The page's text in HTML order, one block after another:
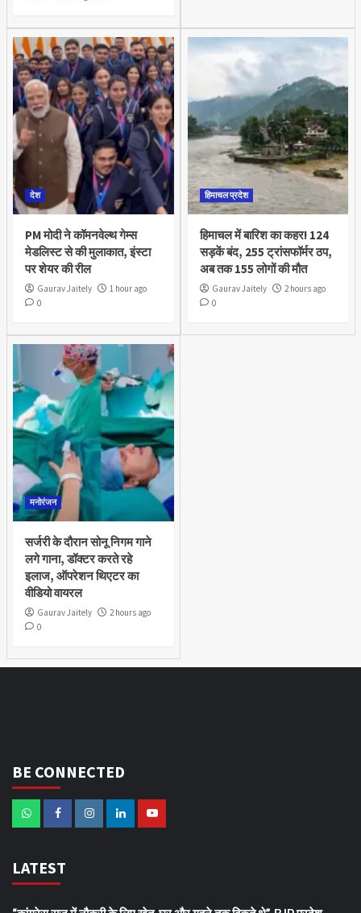
देश
PM मोदी ने कॉमनवेल्थ गेम्स
मेडलिस्ट से की मुलाकात, इंस्टा
पर शेयर की रील
Gaurav Jaitely
1 hour ago
0
हिमाचल प्रदेश
हिमाचल में बारिश का कहर! 124
सड़कें बंद, 255 ट्रांसफॉर्मर ठप,
अब तक 155 लोगों की मौत
Gaurav Jaitely
2 hours ago
0
मनोरंजन
सर्जरी के दौरान सोनू निगम गाने
लगे गाना, डॉक्टर करते रहे
इलाज, ऑपरेशन थिएटर का
वीडियो वायरल
Gaurav Jaitely
2 hours ago
0
BE CONNECTED
LATEST